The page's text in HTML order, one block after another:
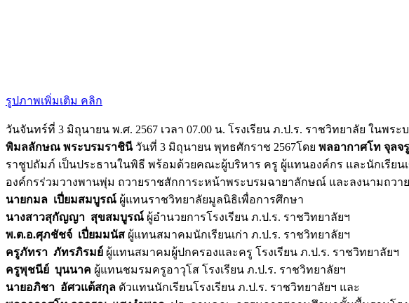
รูปภาพเพิ่มเติม คลิก
วันจันทร์ที่ 3 มิถุนายน พ.ศ. 2567 เวลา 07.00 น. โรงเรียน ภ.ป.ร. ราชวิทยาลัย ใน
พิมลลักษณ พระบรมราชินีวันที่ 3 มิถุนายน พุทธศักราช 2567โดย พลอากาศโท จุลจ
ราชูปถัมภ์ เป็นประธานในพิธี พร้อมด้วยคณะผู้บริหาร ครู ผู้แทนองค์กร และนักเรียน
องค์กรร่วมวางพานพุ่ม ถวายราชสักการะหน้าพระบรมฉายาลักษณ์ และลงนามถวา
นายกมล เปี่ยมสมบูรณ์ ผู้แทนราชวิทยาลัยมูลนิธิเพื่อการศึกษา
นางสาวสุกัญญา สุขสมบูรณ์ ผู้อำนวยการโรงเรียน ภ.ป.ร. ราชวิทยาลัยฯ
พ.ต.อ.ศุภชัชจ์ เปี่ยมมนัส ผู้แทนสมาคมนักเรียนเก่า ภ.ป.ร. ราชวิทยาลัยฯ
ครูภัทรา ภัทรภิรมย์ ผู้แทนสมาคมผู้ปกครองและครู โรงเรียน ภ.ป.ร. ราชวิทยาลัยฯ
ครูพุชนีย์ บุนนาค ผู้แทนชมรมครูอาวุโส โรงเรียน ภ.ป.ร. ราชวิทยาลัยฯ
นายอภิชา อัศวแต้สกุล ตัวแทนนักเรียนโรงเรียน ภ.ป.ร. ราชวิทยาลัยฯ และ